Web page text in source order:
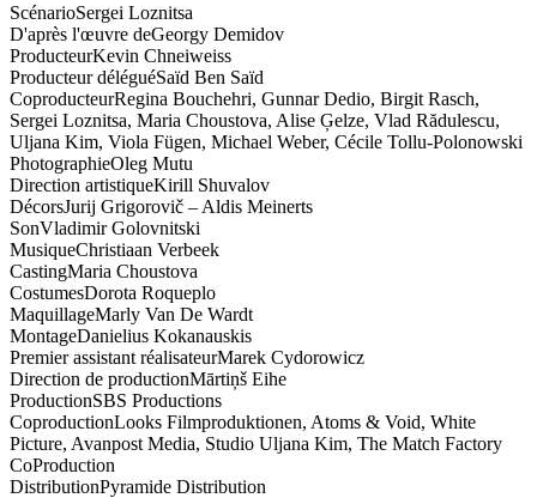
ScénarioSergei Loznitsa
D'après l'œuvre deGeorgy Demidov
ProducteurKevin Chneiweiss
Producteur déléguéSaïd Ben Saïd
CoproducteurRegina Bouchehri, Gunnar Dedio, Birgit Rasch,
Sergei Loznitsa, Maria Choustova, Alise Ģelze, Vlad Rădulescu,
Uljana Kim, Viola Fügen, Michael Weber, Cécile Tollu-Polonowski
PhotographieOleg Mutu
Direction artistiqueKirill Shuvalov
DécorsJurij Grigorovič – Aldis Meinerts
SonVladimir Golovnitski
MusiqueChristiaan Verbeek
CastingMaria Choustova
CostumesDorota Roqueplo
MaquillageMarly Van De Wardt
MontageDanielius Kokanauskis
Premier assistant réalisateurMarek Cydorowicz
Direction de productionMārtiņš Eihe
ProductionSBS Productions
CoproductionLooks Filmproduktionen, Atoms & Void, White
Picture, Avanpost Media, Studio Uljana Kim, The Match Factory
CoProduction
DistributionPyramide Distribution